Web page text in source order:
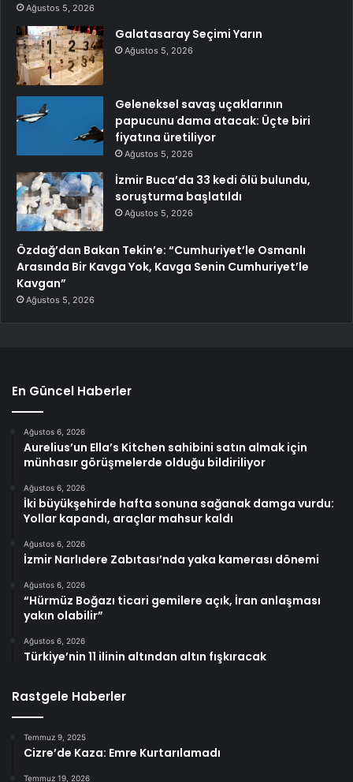
Ağustos 5, 2026
Galatasaray Seçimi Yarın
Ağustos 5, 2026
Geleneksel savaş uçaklarının
papucunu dama atacak: Üçte biri
fiyatına üretiliyor
Ağustos 5, 2026
İzmir Buca’da 33 kedi ölü bulundu,
soruşturma başlatıldı
Ağustos 5, 2026
Özdağ’dan Bakan Tekin’e: “Cumhuriyet’le Osmanlı
Arasında Bir Kavga Yok, Kavga Senin Cumhuriyet’le
Kavgan”
Ağustos 5, 2026
En Güncel Haberler
Ağustos 6, 2026
Aurelius’un Ella’s Kitchen sahibini satın almak için
münhasır görüşmelerde olduğu bildiriliyor
Ağustos 6, 2026
İki büyükşehirde hafta sonuna sağanak damga vurdu:
Yollar kapandı, araçlar mahsur kaldı
Ağustos 6, 2026
İzmir Narlıdere Zabıtası’nda yaka kamerası dönemi
Ağustos 6, 2026
“Hürmüz Boğazı ticari gemilere açık, İran anlaşması
yakın olabilir”
Ağustos 6, 2026
Türkiye’nin 11 ilinin altından altın fışkıracak
Rastgele Haberler
Temmuz 9, 2025
Cizre’de Kaza: Emre Kurtarılamadı
Temmuz 19, 2026